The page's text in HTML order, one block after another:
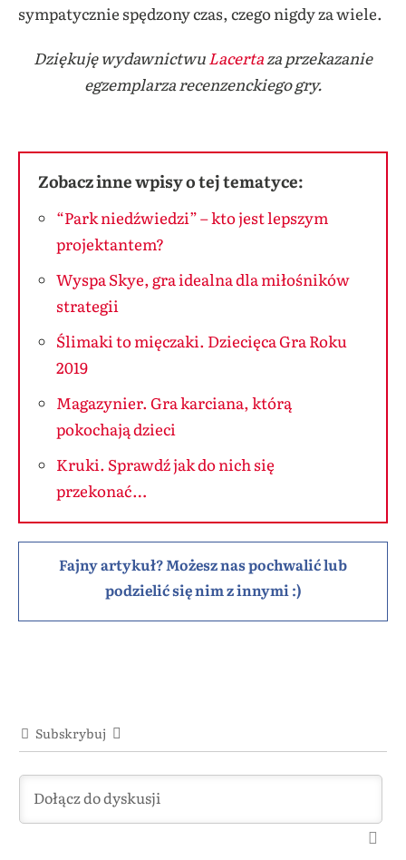
sympatycznie spędzony czas, czego nigdy za wiele.
Dziękuję wydawnictwuLacertaza przekazanie
egzemplarza recenzenckiego gry.
Zobacz inne wpisy o tej tematyce:
“Park niedźwiedzi” – kto jest lepszym
projektantem?
Wyspa Skye, gra idealna dla miłośników
strategii
Ślimaki to mięczaki. Dziecięca Gra Roku
2019
Magazynier. Gra karciana, którą
pokochają dzieci
Kruki. Sprawdź jak do nich się
przekonać…
Fajny artykuł? Możesz nas pochwalić lub
podzielić się nim z innymi :)
Subskrybuj